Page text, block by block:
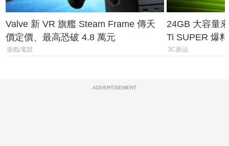
Valve 新 VR 旗艦 Steam Frame 傳天
價定價、最高恐破 4.8 萬元
遊戲/電競
24GB 大容量
Ti SUPER 爆
上市時間
3C新品
ADVERTISEMENT